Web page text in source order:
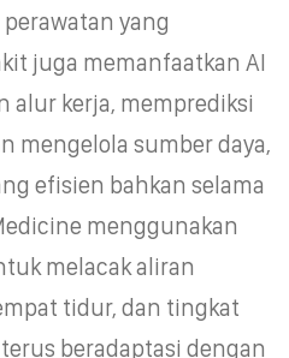
yang
juga memanfaatkan AI
kerja, memprediksi
mengelola sumber daya,
efisien bahkan selama
menggunakan
melacak aliran
tidur, dan tingkat
beradaptasi dengan